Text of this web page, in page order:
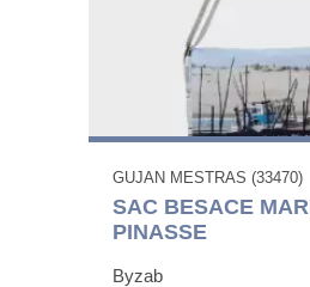
GUJAN MESTRAS (33470)
SAC BESACE
PINASSE
Byzab